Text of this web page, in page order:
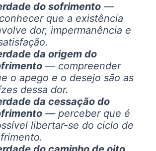
do sofrimento —
que a existência
dor, impermanência e
da origem do
— compreender
o apego e o desejo são as
dessa dor.
da cessação do
— perceber que é
libertar-se do ciclo de